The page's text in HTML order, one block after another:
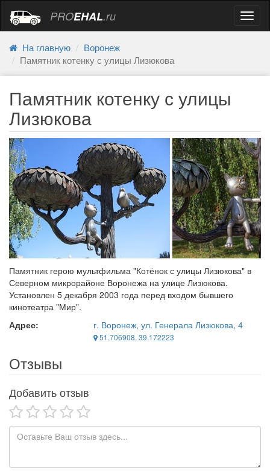
PROEHAL.ru
На главную
Воронеж
Памятник котенку с улицы Лизюкова
Памятник котенку с улицы
Лизюкова
Памятник герою мультфильма "Котёнок с улицы Лизюкова" в
Северном микрорайоне Воронежа на улице Лизюкова.
Установлен 5 декабря 2003 года перед входом бывшего
кинотеатра "Мир".
Адрес:
г. Воронеж, ул. Генерала Лизюкова, 4
51.706908, 39.172223
Отзывы
Добавить отзыв